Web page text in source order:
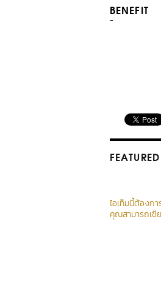
BENEFIT
-
ไอเท็มนี้ต้องกา
คุณสามารถเขี